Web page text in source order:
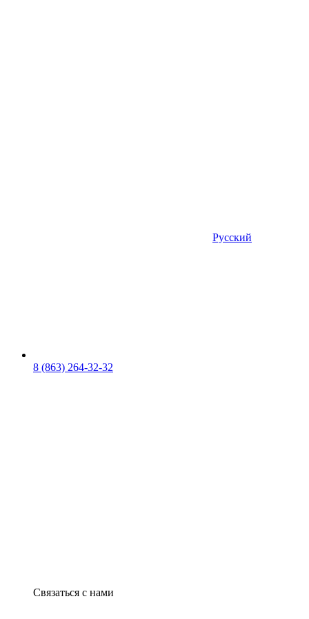
Русский
8 (863) 264-32-32
Связаться с нами